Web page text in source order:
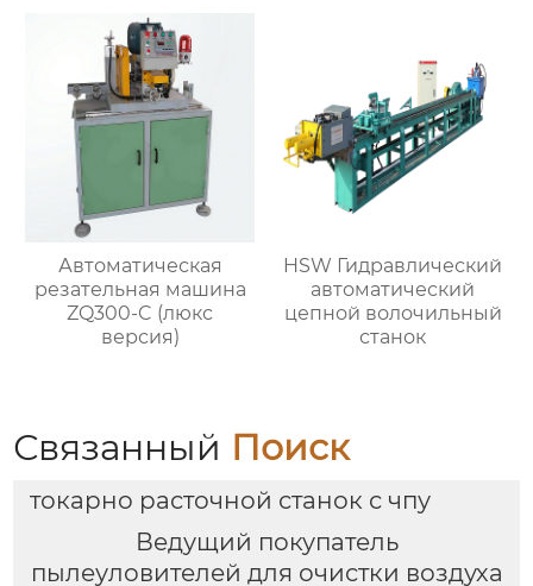
машина горячей
ковки
Автоматическая
резательная машина
ZQ300-C (люкс
версия)
HSW Гидравлический
автоматический
цепной волочильный
станок
Связанный Поиск
токарно расточной станок с чпу
Ведущий покупатель
пылеуловителей для очистки воздуха